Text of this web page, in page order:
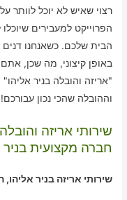
רצוי שאיש לא יוכל לוותר
הפרוייקט למעבירים
הבית שלכם. כשאנחנו דנים
באופן קיצוני, מה שכן,
"אריזה והובלה בניר
וההובלה שהכי נכון עבורכם!
שירותי אריזה
חברה מקצועית בניר
שירותי אריזה בניר אליהו,